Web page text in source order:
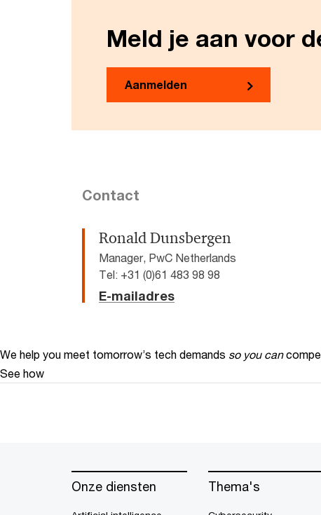
Meld je aan voor
Aanmelden
Contact
Ronald Dunsbergen
Manager, PwC Netherlands
Tel: +31 (0)61 483 98 98
E-mailadres
We help you meet tomorrow’s tech demands so you can
See how
Onze diensten Thema's